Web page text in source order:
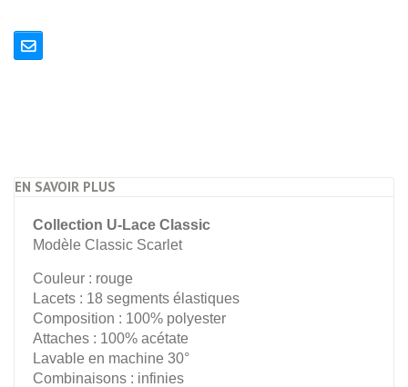
EN SAVOIR PLUS
Collection U-Lace Classic
Modèle Classic Scarlet
Couleur : rouge
Lacets : 18 segments élastiques
Composition : 100% polyester
Attaches : 100% acétate
Lavable en machine 30°
Combinaisons : infinies